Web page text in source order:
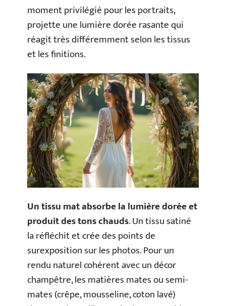
moment privilégié pour les portraits,
projette une lumière dorée rasante qui
réagit très différemment selon les tissus
et les finitions.
Un tissu mat absorbe la lumière dorée et
produit des tons chauds. Un tissu satiné
la réfléchit et crée des points de
surexposition sur les photos. Pour un
rendu naturel cohérent avec un décor
champêtre, les matières mates ou semi-
mates (crêpe, mousseline, coton lavé)